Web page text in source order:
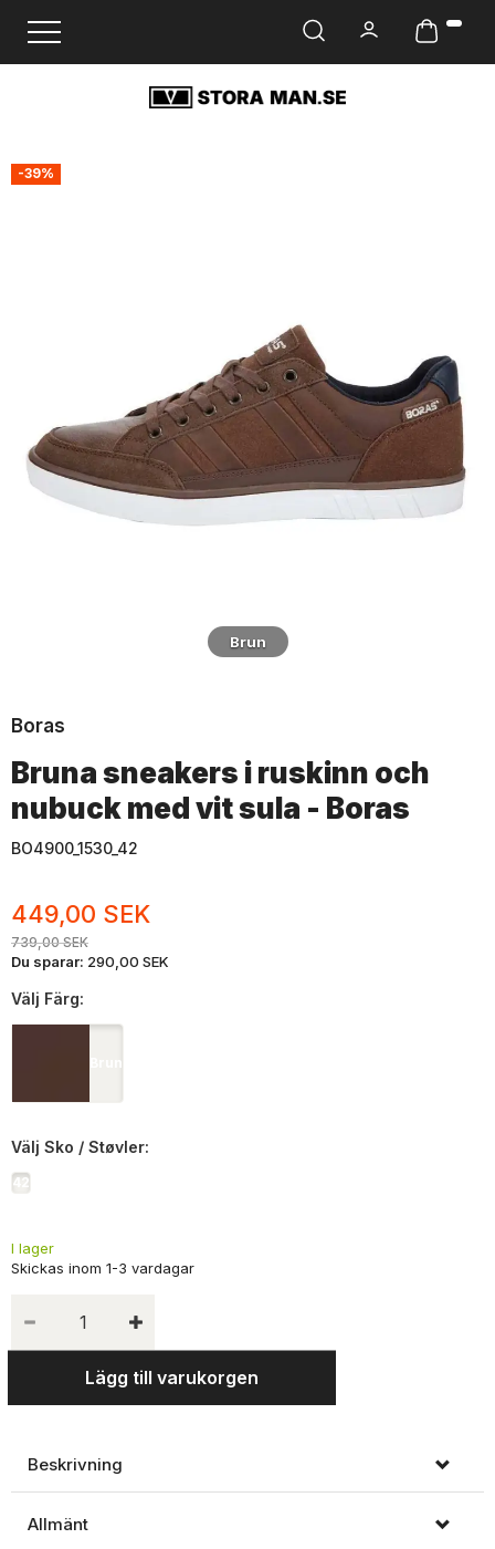
Ändra navigering
-39%
Brun
Boras
Bruna sneakers i ruskinn och
nubuck med vit sula - Boras
BO4900_1530_42
449,00 SEK
739,00 SEK
Du sparar: 290,00 SEK
Välj Färg:
Brun
Välj Sko / Støvler:
42
I lager
Lägg till varukorgen
Beskrivning
Allmänt